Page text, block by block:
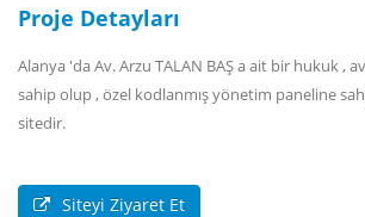
Proje Detayları
Alanya 'da Av. Arzu TALAN BAŞ a ait bir hukuk ,
sahip olup , özel kodlanmış yönetim paneline
sitedir.
Siteyi Ziyaret Et